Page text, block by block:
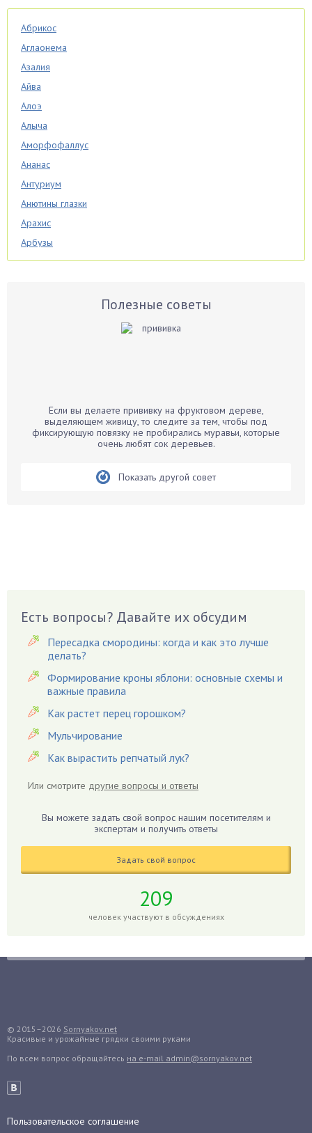
Абрикос
Аглаонема
Азалия
Айва
Алоэ
Алыча
Аморфофаллус
Ананас
Антуриум
Анютины глазки
Арахис
Арбузы
Аспарагус
Бархатцы
Бегония
Вешенки
Виноград
Вредители
Гардения
Гацания
Гвоздики
Георгины
Гиацинт
Гладиолусы
Гранат
Грядки
Гуава
Декабрист
Полезные советы
Если вы делаете прививку на фруктовом дереве,
выделяющем живицу, то следите за тем, чтобы под
фиксирующую повязку не пробирались муравьи, которые
очень любят сок деревьев.
Показать другой совет
Есть вопросы? Давайте их обсудим
Пересадка смородины: когда и как это лучше
делать?
Формирование кроны яблони: основные схемы и
важные правила
Как растет перец горошком?
Мульчирование
Как вырастить репчатый лук?
Или смотрите другие вопросы и ответы
Вы можете задать свой вопрос нашим посетителям и
экспертам и получить ответы
Задать свой вопрос
209
человек участвуют в обсуждениях
© 2015–2026 Sornyakov.net
Красивые и урожайные грядки своими руками
По всем вопрос обращайтесь на e-mail admin@sornyakov.net
Пользовательское соглашение